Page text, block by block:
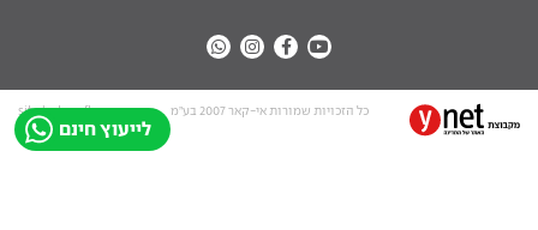
לייעוץ חינם
כל הזכויות שמורות אי-קאר 2007 בע”מ site by tq.soft